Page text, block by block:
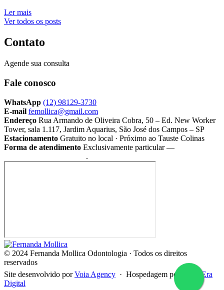
Ler mais
Ver todos os posts
Contato
Agende sua consulta
Fale conosco
WhatsApp (12) 98129-3730
E-mail femollica@gmail.com
Endereço Rua Armando de Oliveira Cobra, 50 – Ed. New Worker
Tower, sala 1.117, Jardim Aquarius, São José dos Campos – SP
Estacionamento Gratuito no local · Próximo ao Tauste Colinas
Forma de atendimento Exclusivamente particular —
.
© 2024 Fernanda Mollica Odontologia · Todos os direitos
reservados
Site desenvolvido porVoia Agency · Hospedagem por
Nova Era
Digital